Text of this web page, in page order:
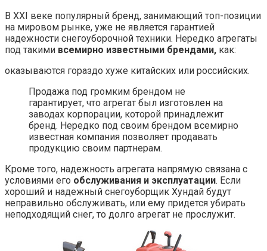
В XXI веке популярный бренд, занимающий топ-позиции
на мировом рынке, уже не является гарантией
надежности снегоуборочной техники. Нередко агрегаты
под такими всемирно известными брендами, как:
оказываются гораздо хуже китайских или российских.
Продажа под громким брендом не
гарантирует, что агрегат был изготовлен на
заводах корпорации, которой принадлежит
бренд. Нередко под своим брендом всемирно
известная компания позволяет продавать
продукцию своим партнерам.
Кроме того, надежность агрегата напрямую связана с
условиями его обслуживания и эксплуатации. Если
хороший и надежный снегоуборщик Хундай будут
неправильно обслуживать, или ему придется убирать
неподходящий снег, то долго агрегат не прослужит.